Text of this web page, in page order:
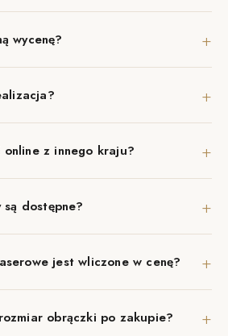
wycenę? +
+
online z innego kraju? +
dostępne? +
jest wliczone w cenę? +
obrączki po zakupie? +